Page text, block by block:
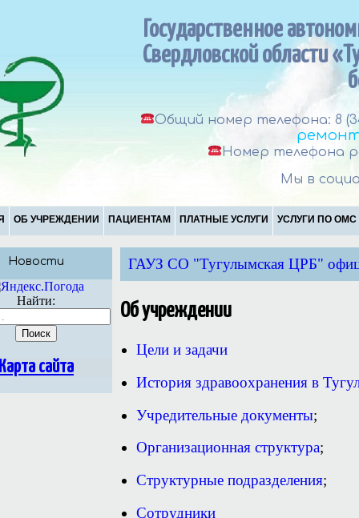
Государственное
Свердловской области
Общий номер телефона: 8
Номер телефона
Мы в
ОБ УЧРЕЖДЕНИИ ПАЦИЕНТАМ ПЛАТНЫЕ УСЛУГИ УСЛУГИ ПО ОМС
Новости
Найти:
сайта
ГАУЗ СО "Тугулымская ЦРБ"
Об учреждении
Цели и задачи
История здравоохранения в
Учредительные документы;
Организационная структура;
Структурные подразделения;
Сотрудники